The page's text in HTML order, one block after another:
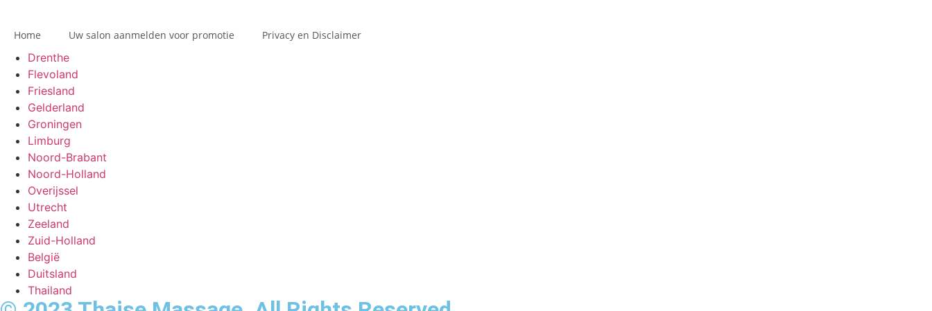
Home Uw salon aanmelden voor promotie Privacy en Disclaimer
Drenthe
Flevoland
Friesland
Gelderland
Groningen
Limburg
Noord-Brabant
Noord-Holland
Overijssel
Utrecht
Zeeland
Zuid-Holland
België
Duitsland
Thailand